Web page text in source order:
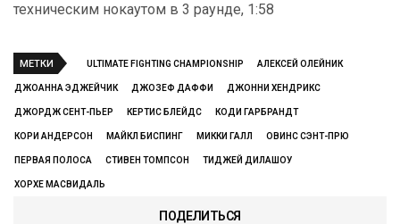
техническим нокаутом в 3 раунде, 1:58
МЕТКИ ULTIMATE FIGHTING CHAMPIONSHIP АЛЕКСЕЙ ОЛЕЙНИК
ДЖОАННА ЭДЖЕЙЧИК ДЖОЗЕФ ДАФФИ ДЖОННИ ХЕНДРИКС
ДЖОРДЖ СЕНТ-ПЬЕР КЕРТИС БЛЕЙДС КОДИ ГАРБРАНДТ
КОРИ АНДЕРСОН МАЙКЛ БИСПИНГ МИККИ ГАЛЛ ОВИНС СЭНТ-ПРЮ
ПЕРВАЯ ПОЛОСА СТИВЕН ТОМПСОН ТИДЖЕЙ ДИЛАШОУ
ХОРХЕ МАСВИДАЛЬ
ПОДЕЛИТЬСЯ